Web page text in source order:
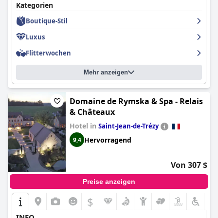
Kategorien
Boutique-Stil
Luxus
Flitterwochen
Mehr anzeigen
Domaine de Rymska & Spa - Relais
& Châteaux
Hotel in Saint-Jean-de-Trézy
9,4 Hervorragend
Von 307 $
Preise anzeigen
$